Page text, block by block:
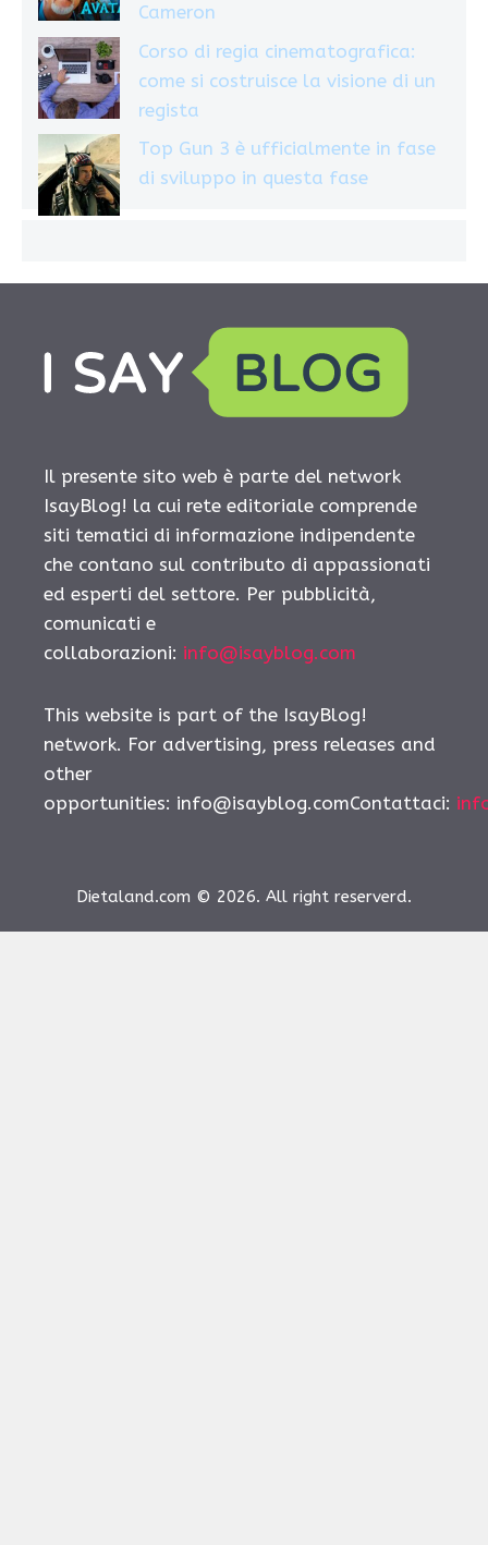
Cameron
Corso di regia cinematografica:
come si costruisce la visione di un
regista
Top Gun 3 è ufficialmente in fase
di sviluppo in questa fase
Il presente sito web è parte del network
IsayBlog! la cui rete editoriale comprende
siti tematici di informazione indipendente
che contano sul contributo di appassionati
ed esperti del settore. Per pubblicità,
comunicati e
collaborazioni: info@isayblog.com
This website is part of the IsayBlog!
network. For advertising, press releases and
other
opportunities: info@isayblog.comContattaci:
Dietaland.com © 2026. All right reserverd.